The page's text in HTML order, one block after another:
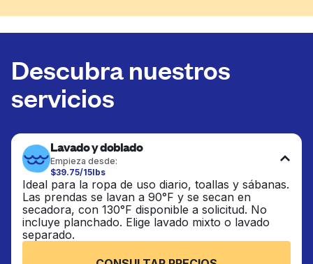
Descubra nuestros
servicios
Lavado y doblado
Empieza desde:
$39.75/15lbs
Ideal para la ropa de uso diario, toallas y sábanas.
Las prendas se lavan a 90°F y se secan en
secadora, con 130°F disponible a solicitud. No
incluye planchado. Elige lavado mixto o lavado
separado.